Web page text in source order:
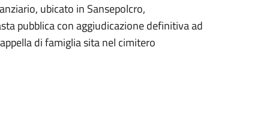
ubicato in Sansepolcro,
pubblica con aggiudicazione definitiva ad
di famiglia sita nel cimitero